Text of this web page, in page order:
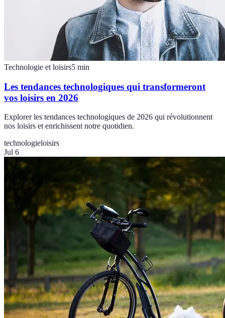
Technologie et loisirs5 min
Les tendances technologiques qui transformeront
vos loisirs en 2026
Explorer les tendances technologiques de 2026 qui révolutionnent
nos loisirs et enrichissent notre quotidien.
technologieloisirs
Jul 6